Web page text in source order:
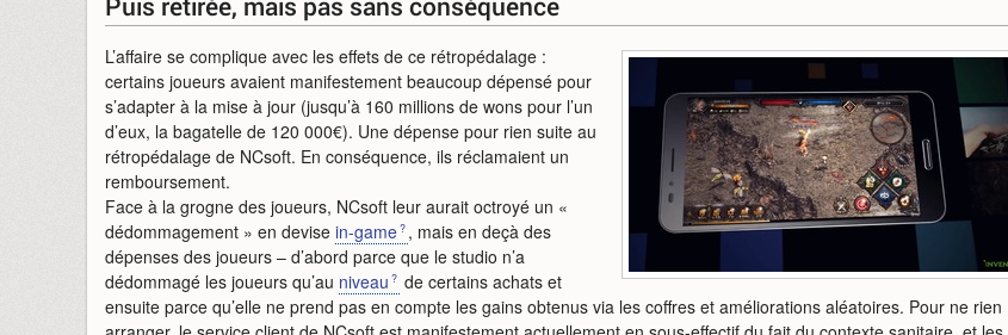
L’affaire se complique avec les effets de ce rétropédalage :
certains joueurs avaient manifestement beaucoup dépensé pour
s’adapter à la mise à jour (jusqu’à 160 millions de wons pour l’un
d’eux, la bagatelle de 120 000€). Une dépense pour rien suite au
rétropédalage de NCsoft. En conséquence, ils réclamaient un
remboursement.
Face à la grogne des joueurs, NCsoft leur aurait octroyé un «
dédommagement » en devise in-game , mais en deçà des
dépenses des joueurs – d’abord parce que le studio n’a
dédommagé les joueurs qu’au niveau
de certains achats et
ensuite parce qu’elle ne prend pas en compte les gains obtenus via les coffres et améliorations aléatoires. Pour ne rien